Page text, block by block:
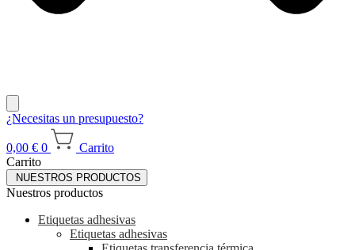
¿Necesitas un presupuesto?
0,00 € 0
Carrito
Carrito
NUESTROS PRODUCTOS
Nuestros productos
Etiquetas adhesivas
Etiquetas adhesivas